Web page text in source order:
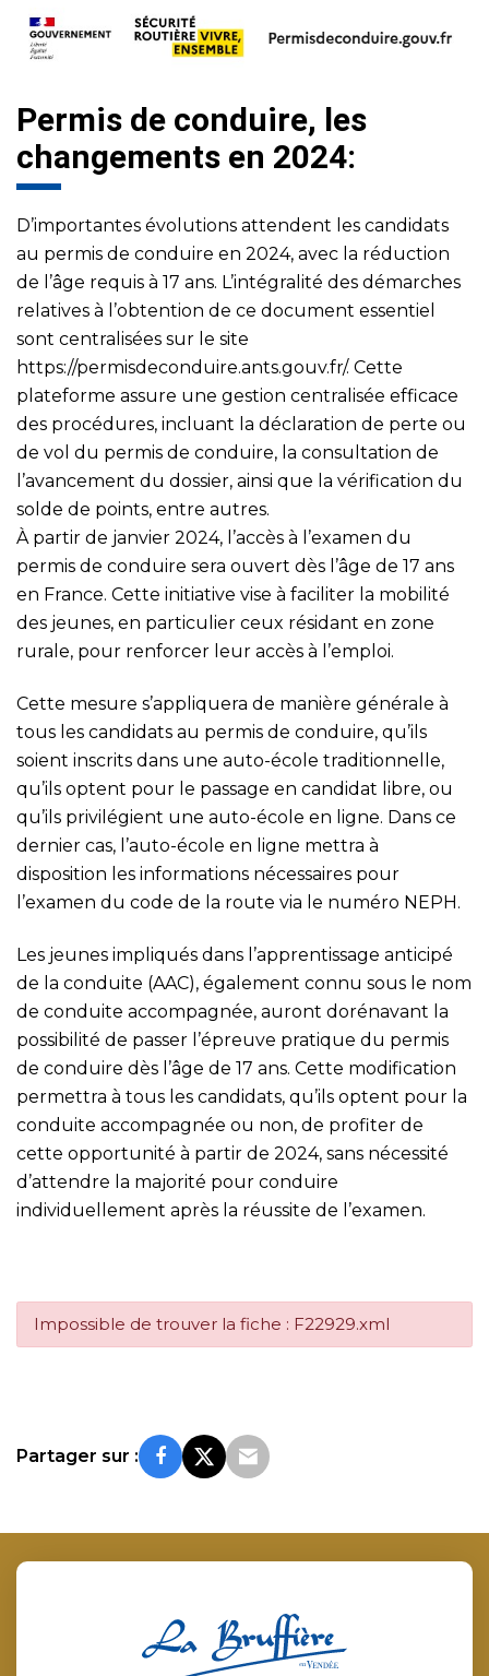
Permis de conduire, les
changements en 2024:
D’importantes évolutions attendent les candidats
au permis de conduire en 2024, avec la réduction
de l’âge requis à 17 ans. L’intégralité des démarches
relatives à l’obtention de ce document essentiel
sont centralisées sur le site
https://permisdeconduire.ants.gouv.fr/. Cette
plateforme assure une gestion centralisée efficace
des procédures, incluant la déclaration de perte ou
de vol du permis de conduire, la consultation de
l’avancement du dossier, ainsi que la vérification du
solde de points, entre autres.
À partir de janvier 2024, l’accès à l’examen du
permis de conduire sera ouvert dès l’âge de 17 ans
en France. Cette initiative vise à faciliter la mobilité
des jeunes, en particulier ceux résidant en zone
rurale, pour renforcer leur accès à l’emploi.
Cette mesure s’appliquera de manière générale à
tous les candidats au permis de conduire, qu’ils
soient inscrits dans une auto-école traditionnelle,
qu’ils optent pour le passage en candidat libre, ou
qu’ils privilégient une auto-école en ligne. Dans ce
dernier cas, l’auto-école en ligne mettra à
disposition les informations nécessaires pour
l’examen du code de la route via le numéro NEPH.
Les jeunes impliqués dans l’apprentissage anticipé
de la conduite (AAC), également connu sous le nom
de conduite accompagnée, auront dorénavant la
possibilité de passer l’épreuve pratique du permis
de conduire dès l’âge de 17 ans. Cette modification
permettra à tous les candidats, qu’ils optent pour la
conduite accompagnée ou non, de profiter de
cette opportunité à partir de 2024, sans nécessité
d’attendre la majorité pour conduire
individuellement après la réussite de l’examen.
Impossible de trouver la fiche : F22929.xml
Partager sur :